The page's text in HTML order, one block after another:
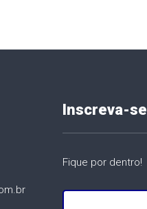
Inscreva-se
Fique por dentro!